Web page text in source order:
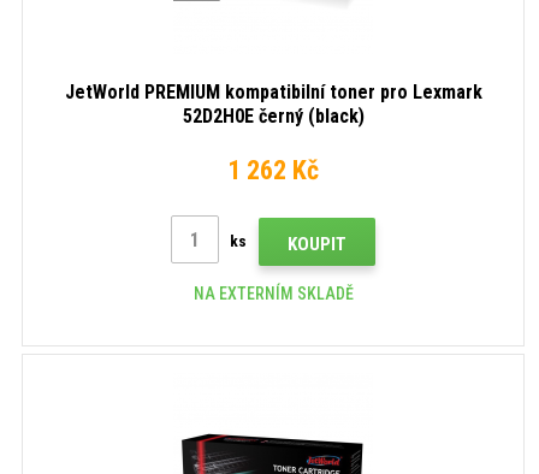
JetWorld PREMIUM kompatibilní toner pro Lexmark
52D2H0E černý (black)
1 262 Kč
ks KOUPIT
NA EXTERNÍM SKLADĚ